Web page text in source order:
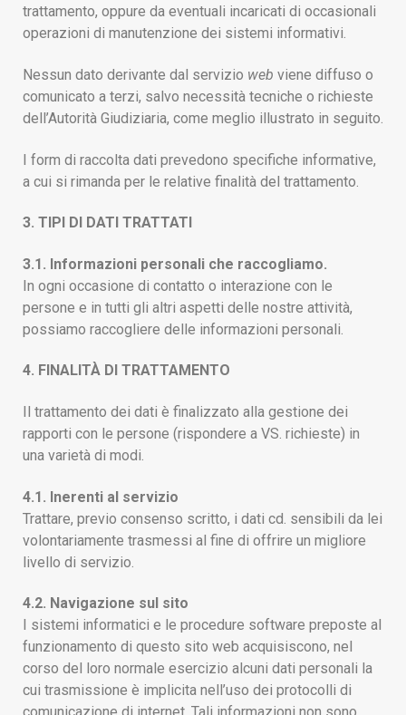
trattamento, oppure da eventuali incaricati di occasionali
operazioni di manutenzione dei sistemi informativi.
Nessun dato derivante dal servizio web viene diffuso o
comunicato a terzi, salvo necessità tecniche o richieste
dell’Autorità Giudiziaria, come meglio illustrato in seguito.
I form di raccolta dati prevedono specifiche informative,
a cui si rimanda per le relative finalità del trattamento.
3. TIPI DI DATI TRATTATI
3.1. Informazioni personali che raccogliamo.
In ogni occasione di contatto o interazione con le
persone e in tutti gli altri aspetti delle nostre attività,
possiamo raccogliere delle informazioni personali.
4. FINALITÀ DI TRATTAMENTO
Il trattamento dei dati è finalizzato alla gestione dei
rapporti con le persone (rispondere a VS. richieste) in
una varietà di modi.
4.1. Inerenti al servizio
Trattare, previo consenso scritto, i dati cd. sensibili da lei
volontariamente trasmessi al fine di offrire un migliore
livello di servizio.
4.2. Navigazione sul sito
I sistemi informatici e le procedure software preposte al
funzionamento di questo sito web acquisiscono, nel
corso del loro normale esercizio alcuni dati personali la
cui trasmissione è implicita nell’uso dei protocolli di